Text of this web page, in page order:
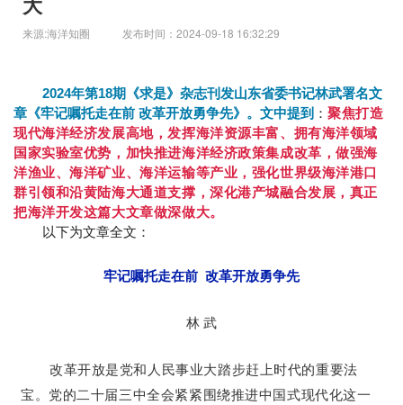
来源:海洋知圈 发布时间：2024-09-18 16:32:29
2024年第18期《求是》杂志刊发山东省委书记林武署名文
章《牢记嘱托走在前 改革开放勇争先》。文中提到 ： 聚焦打造
现代海洋经济发展高地，发挥海洋资源丰富、拥有海洋领域
国家实验室优势，加快推进海洋经济政策集成改革，做强海
洋渔业、海洋矿业、海洋运输等产业，强化世界级海洋港口
群引领和沿黄陆海大通道支撑，深化港产城融合发展，真正
把海洋开发这篇大文章做深做大。
以下为文章全文：
牢记嘱托走在前 改革开放勇争先
林 武
改革开放是党和人民事业大踏步赶上时代的重要法
宝。党的二十届三中全会紧紧围绕推进中国式现代化这一